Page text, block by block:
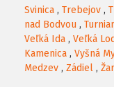
Svinica , Trebejov ,
nad Bodvou ,
Veľká Ida , Veľká
Kamenica , Vyšná
Medzev , Zádiel ,